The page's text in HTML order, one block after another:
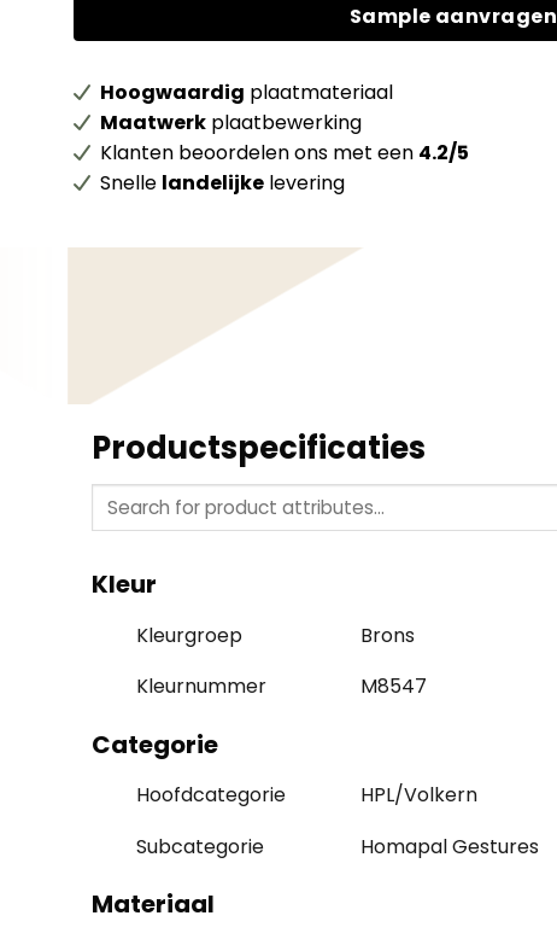
Sample aanvragen
Hoogwaardig plaatmateriaal
Maatwerk plaatbewerking
Klanten beoordelen ons met een 4.2/5
Snelle landelijke levering
Productspecificaties
Kleur
Kleurgroep
Brons
Kleurnummer
M8547
Categorie
Hoofdcategorie
HPL/Volkern
Subcategorie
Homapal Gestures
Materiaal